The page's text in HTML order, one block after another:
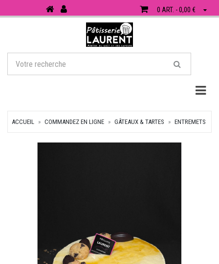
0 ART. - 0,00 €
ACCUEIL COMMANDEZ EN LIGNE GÂTEAUX & TARTES ENTREMETS